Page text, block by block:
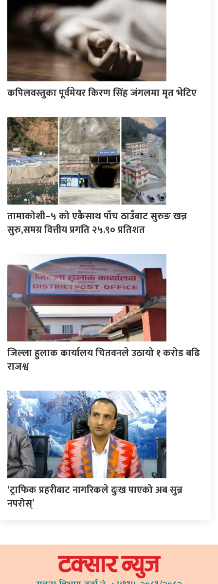
कपिलवस्तुका पूर्वमेयर किरण सिंह जंगलमा मृत भेटिए
तामाकोशी–५ को एकैसाथ पाँच ठाउँबाट सुरुङ खन्न
सुरु,समग्र वित्तीय प्रगति २५.९० प्रतिशत
जिल्ला हुलाक कार्यालय चितवनले उठायो १ करोड बढि
राजश्व
‘ट्राफिक प्रहरीबाट नागरिकले दुःख पाएको अब सुन्न
नपरोस्’